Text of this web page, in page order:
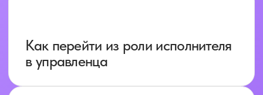
Выбрать формат участия